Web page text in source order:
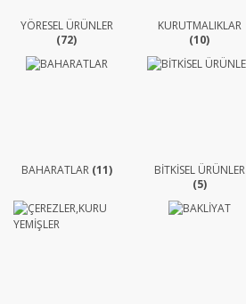
YÖRESEL ÜRÜNLER
(72)
KURUTMALIKLAR
(10)
BAHARATLAR (11)
BİTKİSEL ÜRÜNLER
(5)